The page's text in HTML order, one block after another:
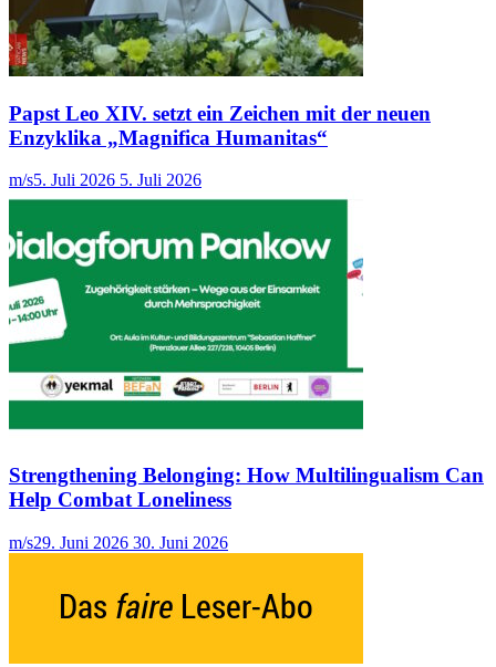
Papst Leo XIV. setzt ein Zeichen mit der neuen
Enzyklika „Magnifica Humanitas“
m/s5. Juli 2026 5. Juli 2026
Strengthening Belonging: How Multilingualism Can
Help Combat Loneliness
m/s29. Juni 2026 30. Juni 2026